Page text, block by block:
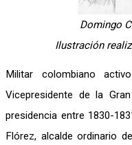
Domingo
Ilustración
Militar colombiano
Vicepresidente de la
presidencia entre 1830-
Flórez, alcalde ordinario